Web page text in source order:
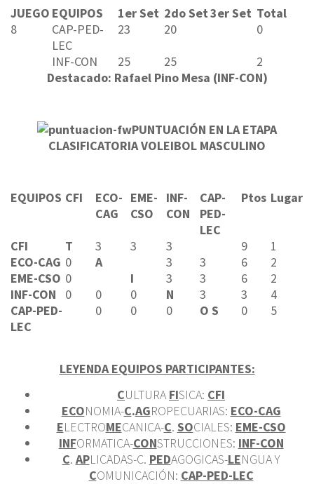
JUEGO EQUIPOS 1er Set 2do Set3er Set Total
8
CAP-PED-
LEC
23 20
0
INF-CON
25 25
2
Destacado: Rafael Pino Mesa (INF-CON)
PUNTUACIÓN EN LA ETAPA
CLASIFICATORIA VOLEIBOL MASCULINO
EQUIPOS CFI
ECO-
CAG
EME-
CSO
INF-
CON
CAP-
PED-
LEC
Ptos Lugar
CFI T 3 3 3 9
1
ECO-CAG 0 A 3 3 6
2
EME-CSO 0 I 3 3 6
2
INF-CON
0 0 0 N 3 3
4
CAP-PED-
LEC
0 0 0 O S 0 5
LEYENDA EQUIPOS PARTICIPANTES:
CULTURAFISICA: CFI
ECONOMIA-C.AGROPECUARIAS: ECO-CAG
ELECTROMECANICA-C. SOCIALES: EME-CSO
INFORMATICA-CONSTRUCCIONES: INF-CON
C. APLICADAS-C. PEDAGOGICAS-LENGUA Y
COMUNICACIÓN: CAP-PED-LEC